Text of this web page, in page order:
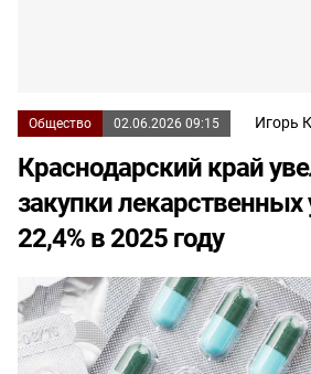
Общество 02.06.2026 09:15 Игорь
Краснодарский край
закупки лекарственных
22,4% в 2025 году